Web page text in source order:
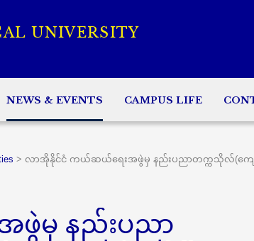
UNIVERSITY
NEWS & EVENTS CAMPUS LIFE
> လာအိုနိုင်ငံ ကယ်ဆယ်ရေးအဖွဲမှ နည်းပညာတက္ကသိုလ်(ကျ
မှ နည်းပညာ